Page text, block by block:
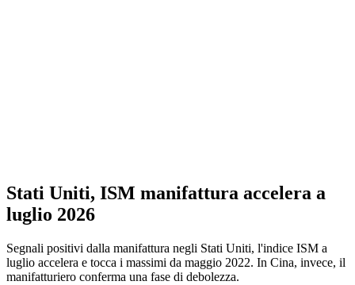
Stati Uniti, ISM manifattura accelera a
luglio 2026
Segnali positivi dalla manifattura negli Stati Uniti, l'indice ISM a
luglio accelera e tocca i massimi da maggio 2022. In Cina, invece, il
manifatturiero conferma una fase di debolezza.